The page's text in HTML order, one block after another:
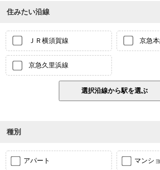
住みたい沿線
ＪＲ横須賀線 京急
京急久里浜線
種別
アパート マンシ